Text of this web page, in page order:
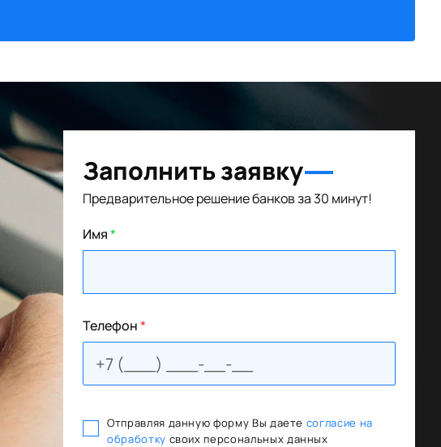
Заполнить заявку
Предварительное решение банков за 30 минут!
Имя*
Телефон*
Отправляя данную форму Вы даете согласие на
обработку своих персональных данных